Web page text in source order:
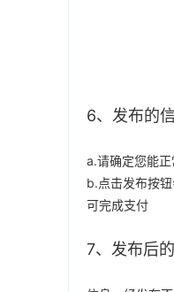
6、发布的
a.请确定您能
b.点击发布按
可完成支付
7、发布后